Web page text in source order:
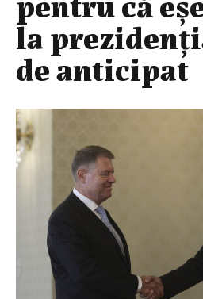
la
de anticipat